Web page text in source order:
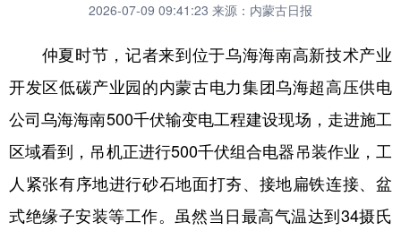
全球连线
科技 科创 量子 体育
文化 书画 健康 军事
法律 中央文件 汽车
食品 人居 信息化 数字经济
2026-07-09 09:41:23 来源：内蒙古日报
仲夏时节，记者来到位于乌海海南高新技术产业
开发区低碳产业园的内蒙古电力集团乌海超高压供电
公司乌海海南500千伏输变电工程建设现场，走进施工
区域看到，吊机正进行500千伏组合电器吊装作业，工
人紧张有序地进行砂石地面打夯、接地扁铁连接、盆
式绝缘子安装等工作。虽然当日最高气温达到34摄氏